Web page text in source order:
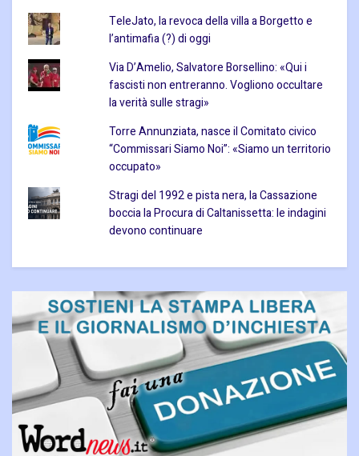
TeleJato, la revoca della villa a Borgetto e
l’antimafia (?) di oggi
Via D’Amelio, Salvatore Borsellino: «Qui i
fascisti non entreranno. Vogliono occultare
la verità sulle stragi»
Torre Annunziata, nasce il Comitato civico
“Commissari Siamo Noi”: «Siamo un territorio
occupato»
Stragi del 1992 e pista nera, la Cassazione
boccia la Procura di Caltanissetta: le indagini
devono continuare